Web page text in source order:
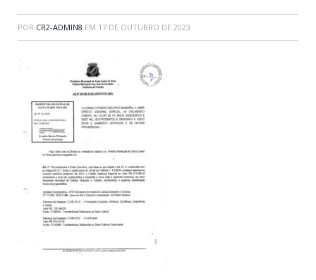
POR CR2-ADMIN8 EM 17 DE OUTUBRO DE 2023